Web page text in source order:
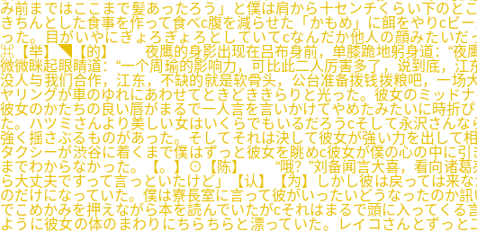
み前まではここまで髪あったろう」と僕は肩から十センチくらい下の
きちんとした食事を作って食べc腹を減らせた「かもめ」に餌をやりcビ
った。目がいやにぎょろぎょろとしていてcなんだか他人の顔みたい
⌘【举】◥【的】 夜鹰的身影出现在吕布身前，单膝跪地躬身道：“夜
微微眯起眼睛道：“一个周瑜的影响力，可比此二人厉害多了，说到底，
没人与我们合作，江东，不缺的就是软骨头，公台准备拨钱拨粮吧，一场
ヤリングが車のゆれにあわせてときどききらりと光った。彼女のミッド
彼女のかたちの良い唇がまるで一人言を言いかけてやめたみたいに時折
た。ハツミさんより美しい女はいくらでもいるだろうcそして永沢さん
強く揺さぶるものがあった。そしてそれは決して彼女が強い力を出して
タクシーが渋谷に着くまで僕はずっと彼女を眺めc彼女が僕の心の中に
までわからなかった。【。】⊙【陈】 “哦？”刘备闻言大喜，看向诸葛
ら大丈夫ですって言っといたけど」【认】【为】しかし彼は戻っては来
のだけになっていた。僕は寮長室に言って彼がいったいどうなったの
でこめかみを押えながら本を読んでいたがcそれはまるで頭に入ってく
ように彼女の体のまわりにちらちらと漂っていた。レイコさんとずっ